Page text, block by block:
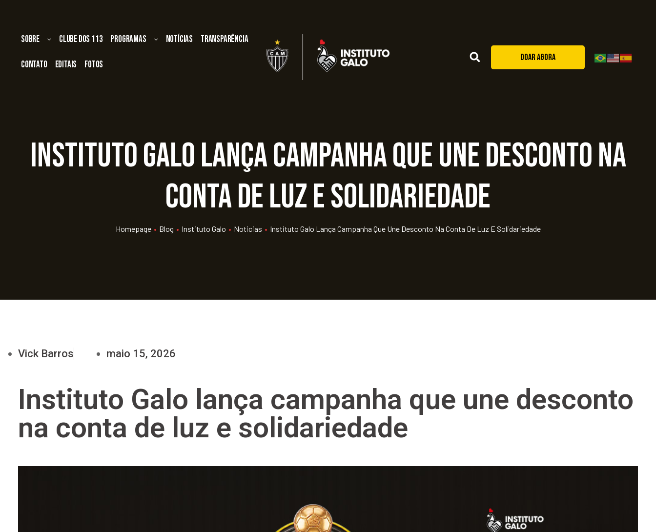
Sobre Clube dos 113 Programas Notícias Transparência
Contato Editais Fotos
DOAR AGORA
Instituto Galo lança campanha que une desconto na
conta de luz e solidariedade
Homepage • Blog • Instituto Galo • Noticias • Instituto Galo Lança Campanha Que Une Desconto Na Conta De Luz E Solidariedade
Vick Barros maio 15, 2026
Instituto Galo lança campanha que une desconto
na conta de luz e solidariedade